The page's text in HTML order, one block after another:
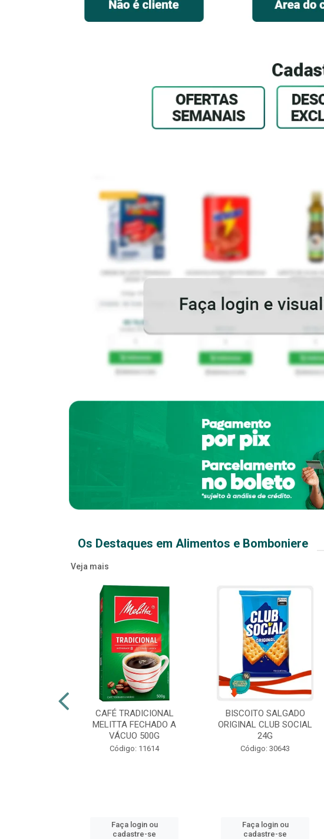
Os Destaques em Alimentos e Bomboniere
Veja mais
CAFÉ TRADICIONAL
MELITTA FECHADO A
VÁCUO 500G
Código: 11614
Faça login ou
cadastre-se
BISCOITO SALGADO
ORIGINAL CLUB SOCIAL
24G
Código: 30643
Faça login ou
cadastre-se